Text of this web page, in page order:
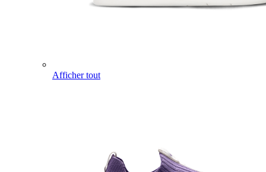
Afficher tout